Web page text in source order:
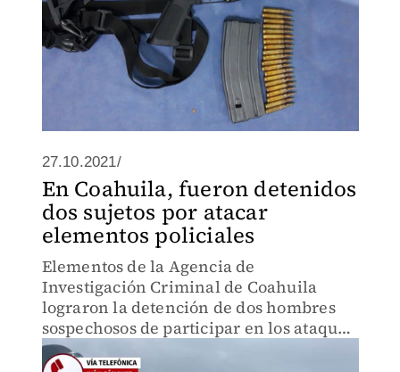
27.10.2021/
En Coahuila, fueron detenidos
dos sujetos por atacar
elementos policiales
Elementos de la Agencia de
Investigación Criminal de Coahuila
lograron la detención de dos hombres
sospechosos de participar en los ataques
a un agente de la policía de tránsito